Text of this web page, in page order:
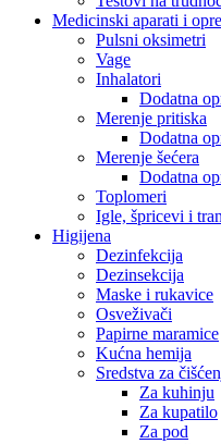
Medicinski aparati i
Pulsni oksimetri
Vage
Inhalatori
Dodatna
Merenje pritiska
Dodatna
Merenje šećera
Dodatna
Toplomeri
Igle, špricevi i
Higijena
Dezinfekcija
Dezinsekcija
Maske i rukavice
Osveživači
Papirne maramice
Kućna hemija
Sredstva za
Za kuhinju
Za kupatilo
Za pod